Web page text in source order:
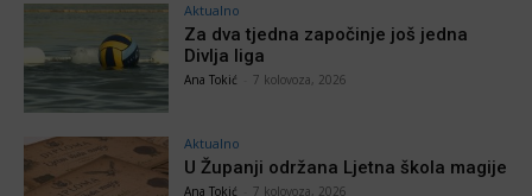
Aktualno
Za dva tjedna započinje još jedna
Divlja liga
Ana Tokić 7 kolovoza, 2026
Aktualno
U Županji održana Ljetna škola magije
Ana Tokić 7 kolovoza, 2026